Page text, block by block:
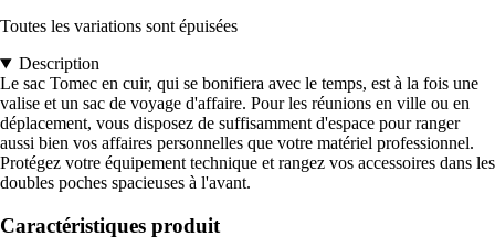
Toutes les variations sont épuisées
Description
Le sac Tomec en cuir, qui se bonifiera avec le temps, est à la fois une
valise et un sac de voyage d'affaire. Pour les réunions en ville ou en
déplacement, vous disposez de suffisamment d'espace pour ranger
aussi bien vos affaires personnelles que votre matériel professionnel.
Protégez votre équipement technique et rangez vos accessoires dans les
doubles poches spacieuses à l'avant.
Caractéristiques produit